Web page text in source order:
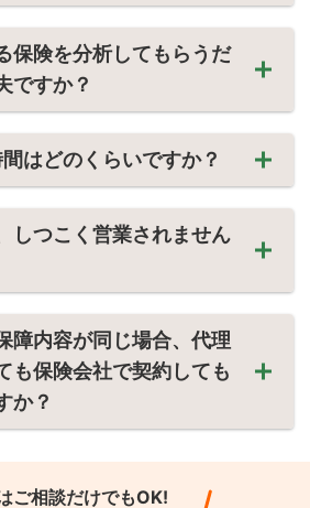
保険を分析してもらうだ
ですか？
はどのくらいですか？
しつこく営業されません
障内容が同じ場合、代理
も保険会社で契約しても
か？
ご相談だけでもOK!